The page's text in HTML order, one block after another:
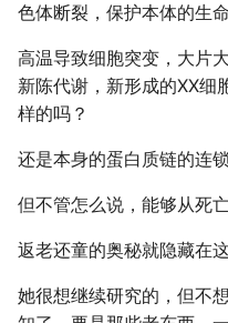
色体断裂，保护本体的生命
高温导致细胞突变，大片
新陈代谢，新形成的XX细
样的吗？
还是本身的蛋白质链的连
但不管怎么说，能够从死
返老还童的奥秘就隐藏在这
她很想继续研究的，但不